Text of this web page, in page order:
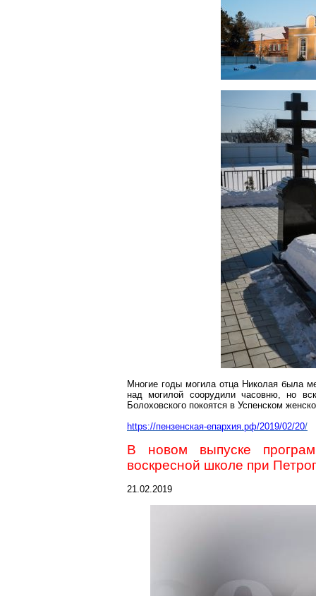
Многие годы могила отца Николая была
над могилой соорудили часовню, но
Болоховского покоятся в Успенском
https://пензенская-епархия.рф/2019/02/20/
В новом выпуске
воскресной школе при
21.02.2019